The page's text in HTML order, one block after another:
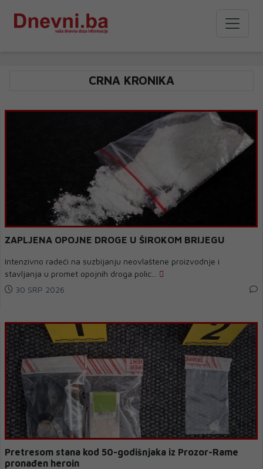
CRNA KRONIKA
ZAPLJENA OPOJNE DROGE U ŠIROKOM BRIJEGU
Intenzivno radeći na suzbijanju neovlaštene proizvodnje i
stavljanja u promet opojnih droga polic...
30 SRP 2026
Pretresom stana kod 50-godišnjaka iz Prozor-Rame
pronađen heroin